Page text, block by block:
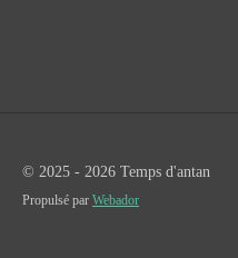
© 2025 - 2026 Temps d'antan
Propulsé par Webador